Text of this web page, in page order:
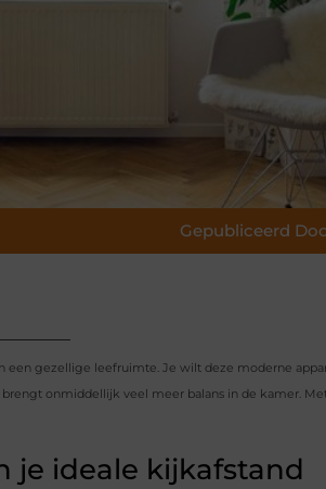
Gepubliceerd
een gezellige leefruimte. Je wilt deze moderne
onmiddellijk veel meer balans in de kamer.
je ideale kijkafstand